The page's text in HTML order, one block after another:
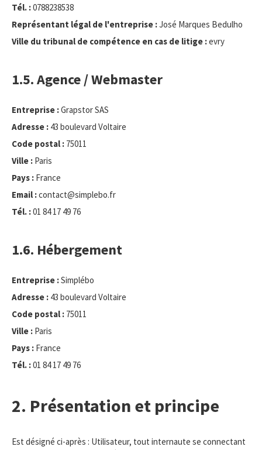
Tél. :0788238538
Représentant légal de l'entreprise :José Marques Bedulho
Ville du tribunal de compétence en cas de litige :evry
1.5. Agence / Webmaster
Entreprise :Grapstor SAS
Adresse : 43 boulevard Voltaire
Code postal : 75011
Ville : Paris
Pays : France
Email :contact@simplebo.fr
Tél. :01 84 17 49 76
1.6. Hébergement
Entreprise :Simplébo
Adresse : 43 boulevard Voltaire
Code postal : 75011
Ville : Paris
Pays : France
Tél. :01 84 17 49 76
2. Présentation et principe
Est désigné ci-après : Utilisateur, tout internaute se connectant